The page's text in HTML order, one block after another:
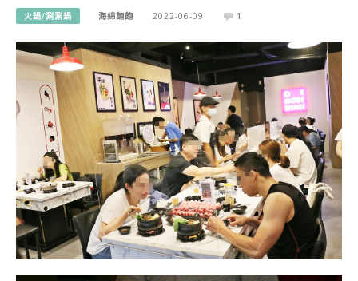
火鍋/涮涮鍋 海綿飽飽 2022-06-09 1